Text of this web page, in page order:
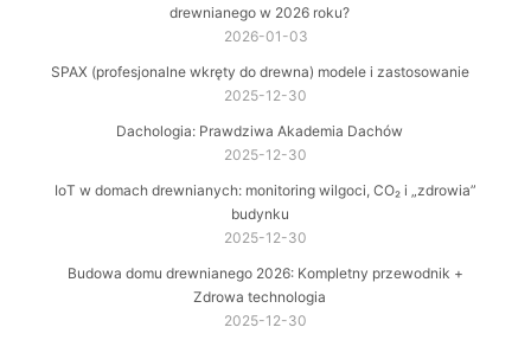
drewnianego w 2026 roku?
2026-01-03
SPAX (profesjonalne wkręty do drewna) modele i zastosowanie
2025-12-30
Dachologia: Prawdziwa Akademia Dachów
2025-12-30
IoT w domach drewnianych: monitoring wilgoci, CO₂ i „zdrowia”
budynku
2025-12-30
Budowa domu drewnianego 2026: Kompletny przewodnik +
Zdrowa technologia
2025-12-30